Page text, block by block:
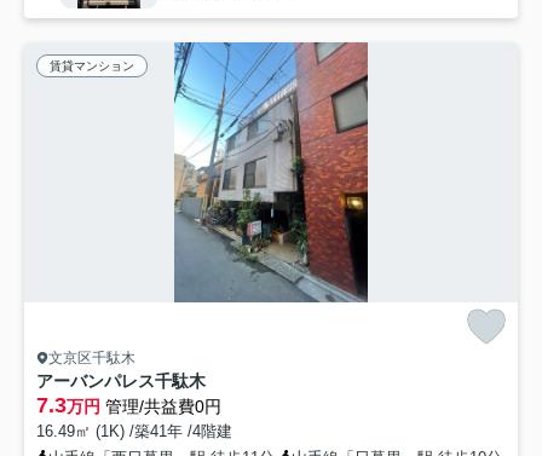
賃貸マンション
文京区千駄木
アーバンパレス千駄木
7.3万円 管理/共益費0円
16.49㎡ (1K) /築41年 /4階建